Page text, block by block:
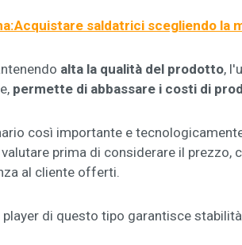
Acquistare saldatrici scegliendo la
alta la qualità del prodotto,
permette di abbassare i costi di
così importante e
prima di considerare il
al cliente offerti.
di questo tipo garantisce